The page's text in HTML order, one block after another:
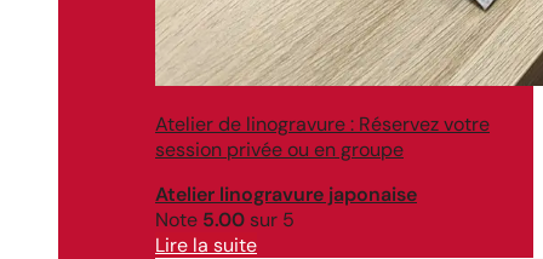
Atelier de linogravure : Réservez votre
session privée ou en groupe
Atelier linogravure japonaise
Note 5.00 sur 5
Lire la suite